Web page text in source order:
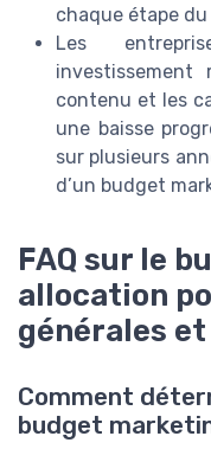
chaque étape
Les
contenu et les
une baisse
sur plusieurs
d’un budget
FAQ sur le
allocation
générales et
Comment
budget